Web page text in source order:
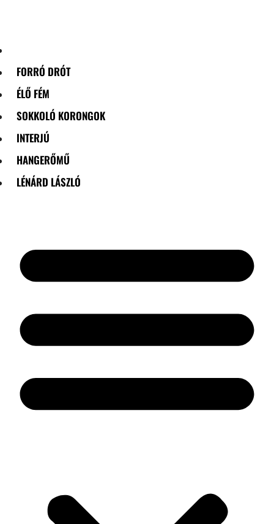
FORRÓ DRÓT
ÉLŐ FÉM
SOKKOLÓ KORONGOK
INTERJÚ
HANGERŐMŰ
LÉNÁRD LÁSZLÓ